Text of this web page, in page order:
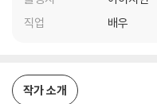
직업
배우
작가 소개